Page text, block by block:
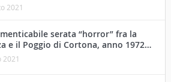
2021
serata “horror” fra la
e il Poggio di Cortona, anno 1972…
2021